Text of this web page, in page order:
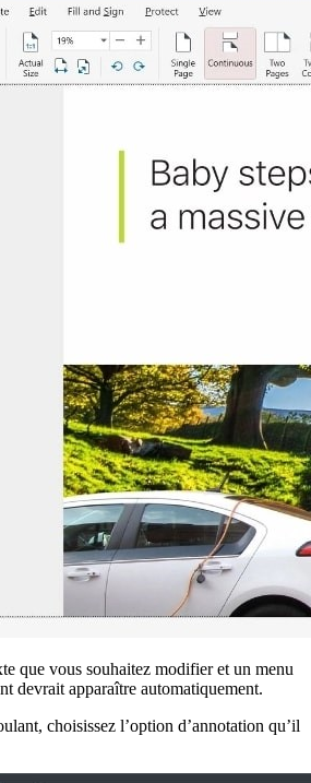
que vous souhaitez modifier et un menu
devrait apparaître automatiquement.
choisissez l’option d’annotation qu’il